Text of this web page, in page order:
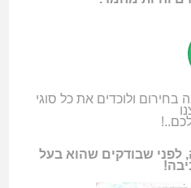
שעות ביממה בחירום ולוכדים את כל סוגי
לפני שבודקים שהוא בעל